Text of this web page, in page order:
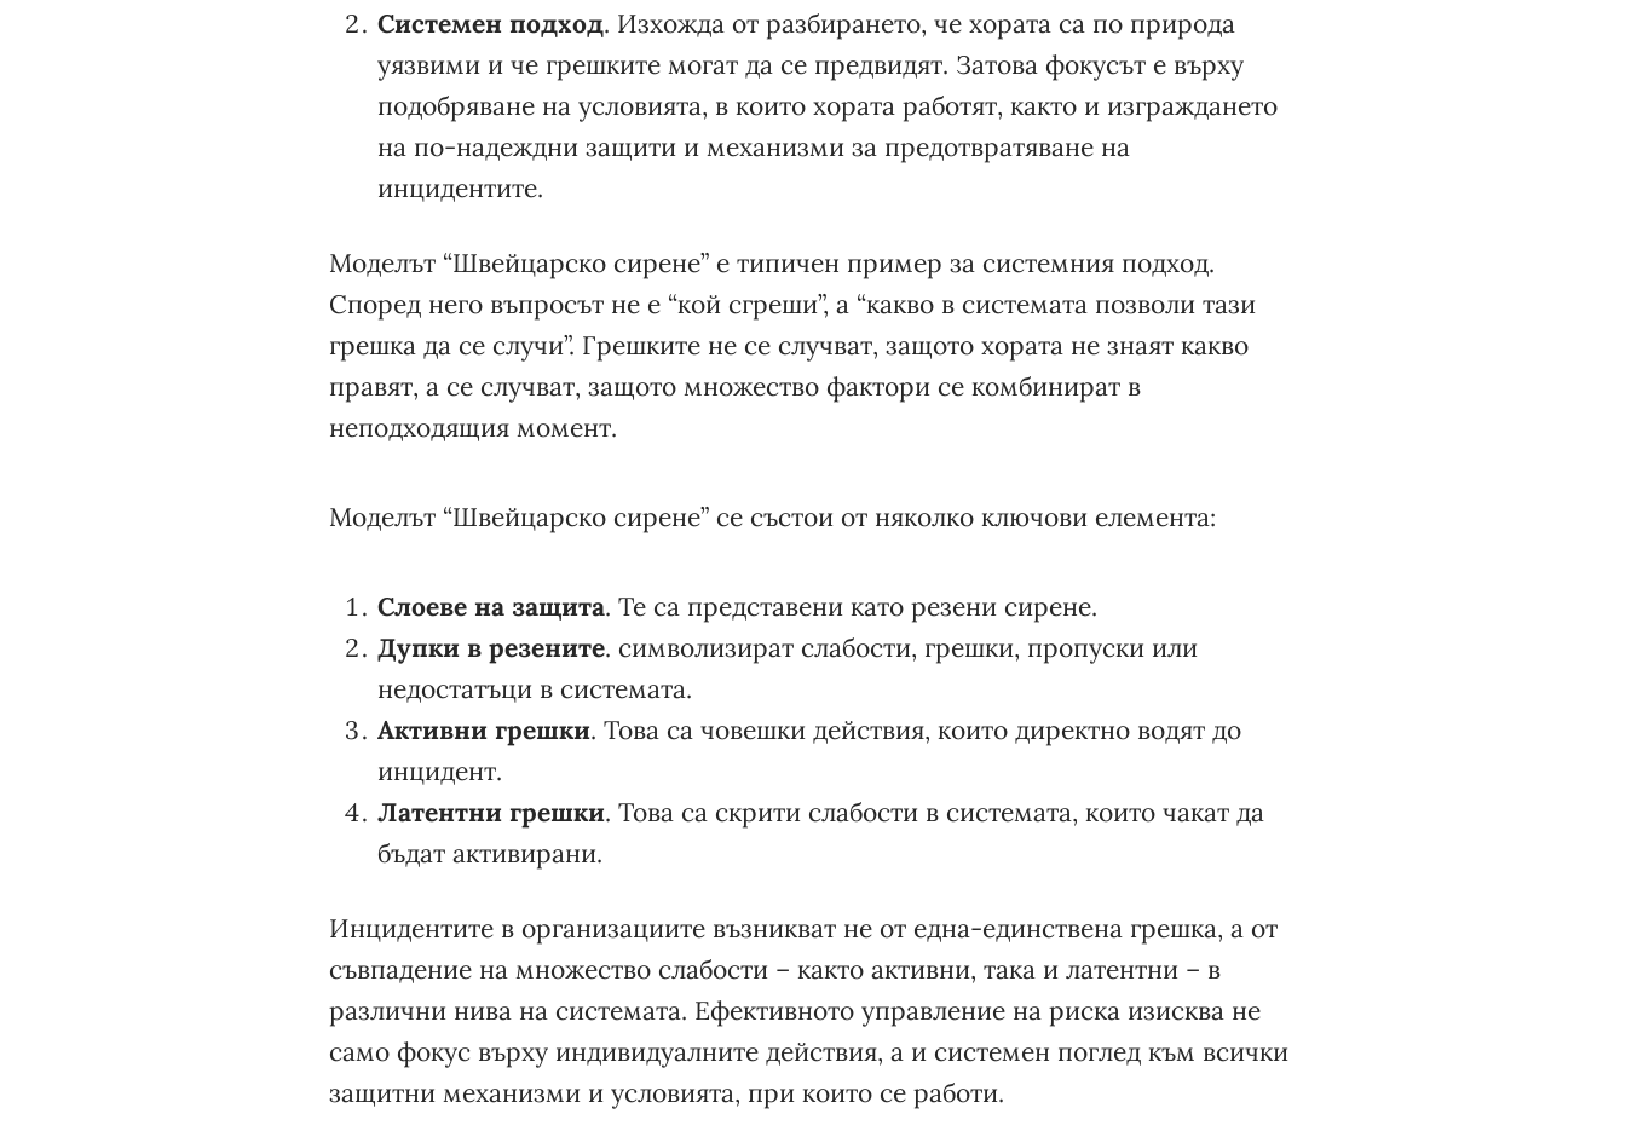
Системен подход. Изхожда от разбирането, че хората са по природа
уязвими и че грешките могат да се предвидят. Затова фокусът е върху
подобряване на условията, в които хората работят, както и изграждането
на по-надеждни защити и механизми за предотвратяване на
инцидентите.
Моделът “Швейцарско сирене” е типичен пример за системния подход.
Според него въпросът не е “кой сгреши”, а “какво в системата позволи тази
грешка да се случи”. Грешките не се случват, защото хората не знаят какво
правят, а се случват, защото множество фактори се комбинират в
неподходящия момент.
Моделът “Швейцарско сирене” се състои от няколко ключови елемента:
Слоеве на защита. Те са представени като резени сирене.
Дупки в резените. символизират слабости, грешки, пропуски или
недостатъци в системата.
Активни грешки. Това са човешки действия, които директно водят до
инцидент.
Латентни грешки. Това са скрити слабости в системата, които чакат да
бъдат активирани.
Инцидентите в организациите възникват не от една-единствена грешка, а от
съвпадение на множество слабости – както активни, така и латентни – в
различни нива на системата. Ефективното управление на риска изисква не
само фокус върху индивидуалните действия, а и системен поглед към всички
защитни механизми и условията, при които се работи.